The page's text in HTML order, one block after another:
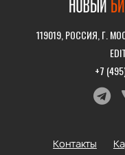
119019, РОССИЯ, Г.
+7
Контакты